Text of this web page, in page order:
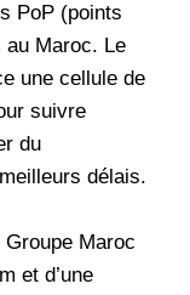
PoP (points
au Maroc. Le
une cellule de
suivre
du
délais.
Maroc
et d’une